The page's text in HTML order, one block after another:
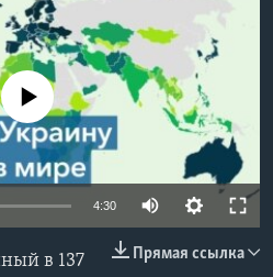
currently available
4:30
Прямая ссылка
в 137